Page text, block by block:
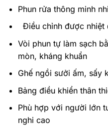
Phun rửa thông minh
Điều chỉnh được
Vòi phun tự làm sạch
mòn, kháng khuẩn
Ghế ngồi sưởi ấm, sấy
Bảng điều khiển thân
Phù hợp với người lớn
nghi cao